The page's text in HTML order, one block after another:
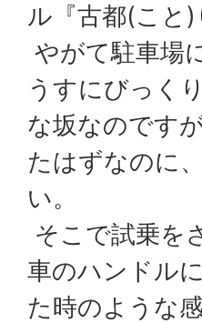
ル『古都(こと)
やがて駐車場
うすにびっく
な坂なのです
たはずなのに
い。
そこで試乗を
車のハンドル
た時のような